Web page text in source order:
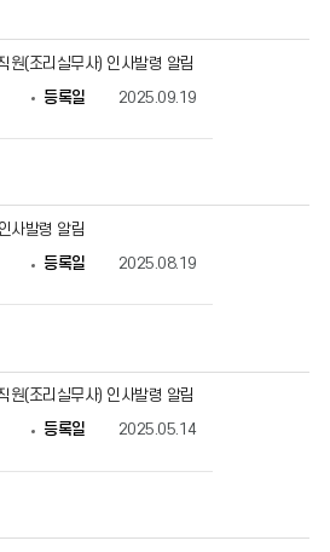
(조리실무사) 인사발령 알림
등록일 2025.09.19
사발령 알림
등록일 2025.08.19
(조리실무사) 인사발령 알림
등록일 2025.05.14